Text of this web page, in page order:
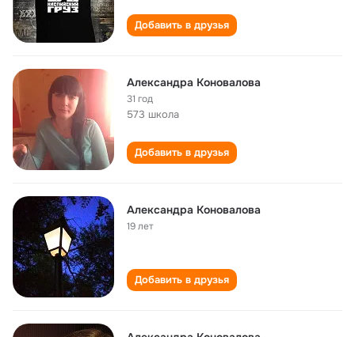
Добавить в друзья
Александра Коновалова
31 год
573 школа
Добавить в друзья
Александра Коновалова
19 лет
Добавить в друзья